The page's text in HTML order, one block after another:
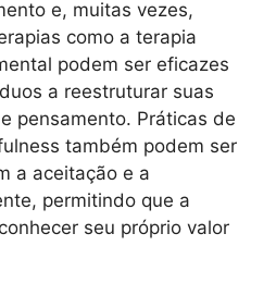
e, muitas vezes,
como a terapia
podem ser eficazes
a reestruturar suas
pensamento. Práticas de
também podem ser
a aceitação e a
permitindo que a
seu próprio valor